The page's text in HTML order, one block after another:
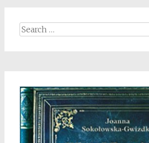
Search